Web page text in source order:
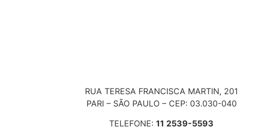
RUA TERESA FRANCISCA MARTIN, 201
PARI – SÃO PAULO – CEP: 03.030-040
TELEFONE:11 2539-5593